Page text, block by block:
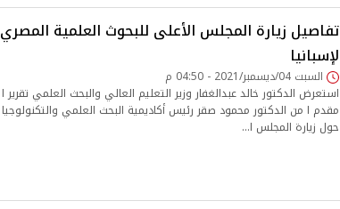
تفاصيل زيارة المجلس الأعلى للبحوث العلمية المصري
لإسبانيا
السبت 04/ديسمبر/2021 - 04:50 م
استعرض الدكتور خالد عبدالغفار وزير التعليم العالي والبحث العلمي تقرير ا
مقدم ا من الدكتور محمود صقر رئيس أكاديمية البحث العلمي والتكنولوجيا
حول زيارة المجلس ا…